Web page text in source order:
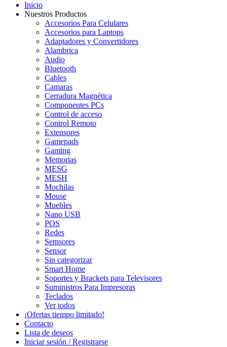
Inicio
Nuestros Productos
Accesorios Para Celulares
Accesorios para Laptops
Adaptadores y Convertidores
Alambrica
Audio
Bluetooth
Cables
Camaras
Cerradura Magnética
Componentes PCs
Control de acceso
Control Remoto
Extensores
Gamepads
Gaming
Memorias
MESG
MESH
Mochilas
Mouse
Muebles
Nano USB
POS
Redes
Semsores
Sensor
Sin categorizar
Smart Home
Soportes y Brackets para Televisores
Suministros Para Impresoras
Teclados
Ver todos
¡Ofertas tiempo limitado!
Contacto
Lista de deseos
Iniciar sesión / Registrarse